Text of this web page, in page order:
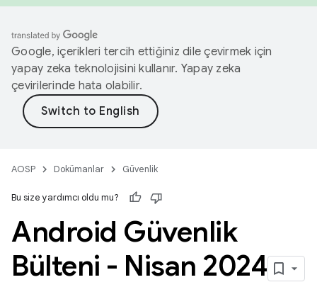
Google, içerikleri tercih ettiğiniz dile çevirmek için
yapay zeka teknolojisini kullanır. Yapay zeka
çevirilerinde hata olabilir.
AOSP Dokümanlar Güvenlik
Bu size yardımcı oldu mu?
Android Güvenlik
Bülteni - Nisan 2024